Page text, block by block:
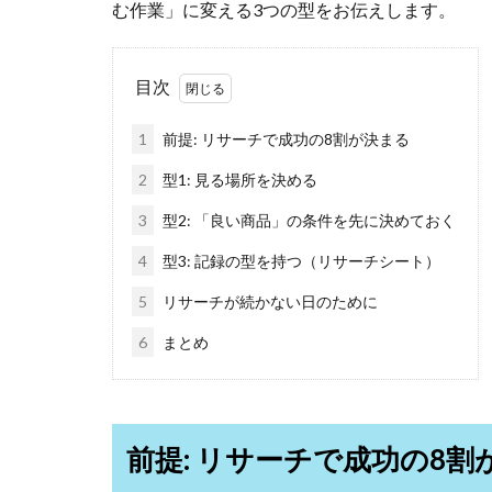
む作業」に変える3つの型をお伝えします。
目次
1 前提: リサーチで成功の8割が決まる
2 型1: 見る場所を決める
3 型2: 「良い商品」の条件を先に決めておく
4 型3: 記録の型を持つ（リサーチシート）
5 リサーチが続かない日のために
6 まとめ
前提: リサーチで成功の8割